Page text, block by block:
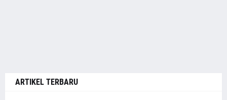
ARTIKEL TERBARU